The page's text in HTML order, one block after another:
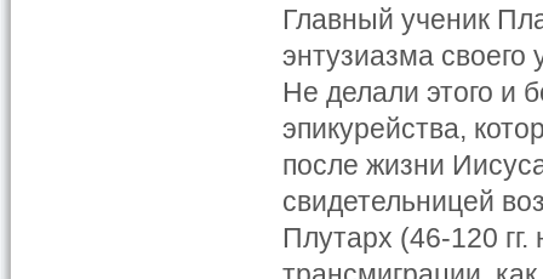
Главный ученик
энтузиазма своего
Не делали этого и
эпикурейства,
после жизни
свидетельницей
Плутарх (46-120